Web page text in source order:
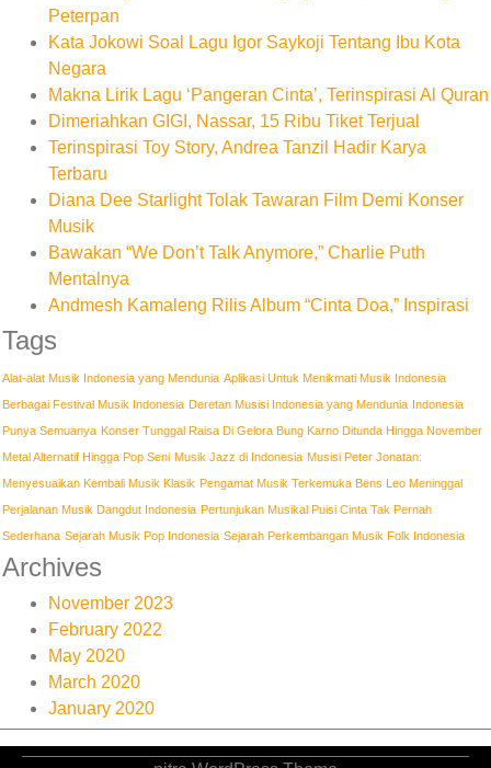
Peterpan
Kata Jokowi Soal Lagu Igor Saykoji Tentang Ibu Kota
Negara
Makna Lirik Lagu ‘Pangeran Cinta’, Terinspirasi Al Quran
Dimeriahkan GIGI, Nassar, 15 Ribu Tiket Terjual
Terinspirasi Toy Story, Andrea Tanzil Hadir Karya
Terbaru
Diana Dee Starlight Tolak Tawaran Film Demi Konser
Musik
Bawakan “We Don’t Talk Anymore,” Charlie Puth
Mentalnya
Andmesh Kamaleng Rilis Album “Cinta Doa,” Inspirasi
Tags
Alat-alat Musik Indonesia yang Mendunia Aplikasi Untuk Menikmati Musik Indonesia
Berbagai Festival Musik Indonesia Deretan Musisi Indonesia yang Mendunia Indonesia
Punya Semuanya Konser Tunggal Raisa Di Gelora Bung Karno Ditunda Hingga November
Metal Alternatif Hingga Pop Seni Musik Jazz di Indonesia Musisi Peter Jonatan:
Menyesuaikan Kembali Musik Klasik Pengamat Musik Terkemuka Bens Leo Meninggal
Perjalanan Musik Dangdut Indonesia Pertunjukan Musikal Puisi Cinta Tak Pernah
Sederhana Sejarah Musik Pop Indonesia Sejarah Perkembangan Musik Folk Indonesia
Archives
November 2023
February 2022
May 2020
March 2020
January 2020